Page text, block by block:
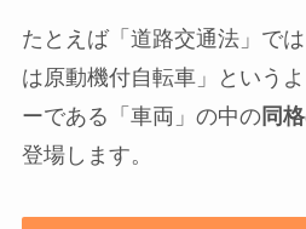
たとえば「道路交通法」で
は原動機付自転車」という
ーである「車両」の中の同
登場します。